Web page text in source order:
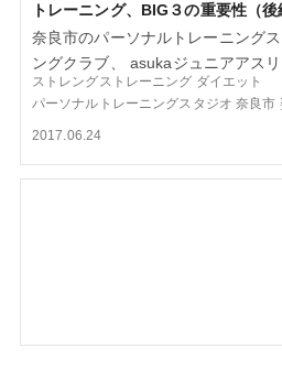
トレーニング、BIG３の重要性（
奈良市のパーソナルトレーニング
ングクラブ、 asukaジュニアアスリ
ストレングストレーニング ダイエット
パーソナルトレーニングスタジオ 奈良市
2017.06.24